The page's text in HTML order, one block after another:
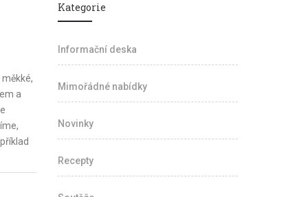
a
Kategorie
Informační deska
Mimořádné nabídky
Novinky
Recepty